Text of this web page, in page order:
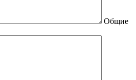
Общие